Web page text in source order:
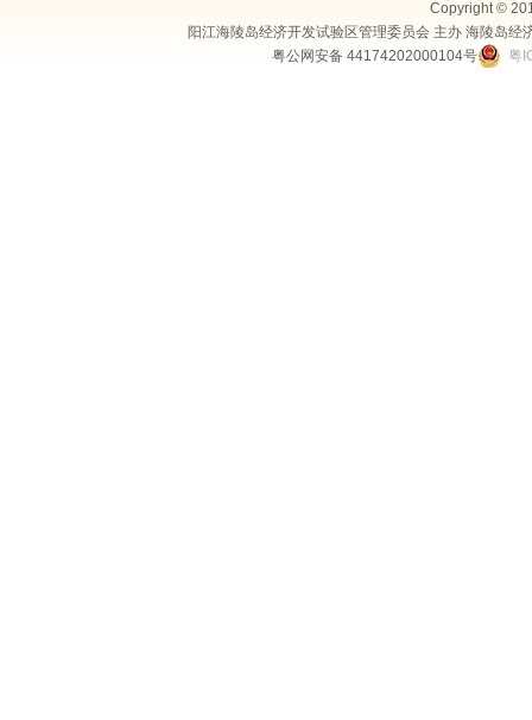
Copyright ©
阳江海陵岛经济开发试验区管理委员会 主办 海陵岛
粤公网安备 44174202000104号
粤